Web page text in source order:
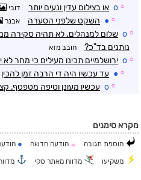
☼
o או בצילום עדין ונעים יותר דובי
☼
● השקט שלפני הסערה אבנר
☼
o שלום למנהלים. לא תהיה סקירה
נותנים בד"כ?
חובב מזא
☼
o ירושלמיים תכינו מעילים כי מחר לא
☼
● עד עכשיו היה די הרבה זמן להכין
☼
o עכשיו מעונן וטיפה מטפטף.
מקרא סימנים
הוספת תגובה ☼ הודעה חדשה ●
משקיען מדווח מאתר סקי